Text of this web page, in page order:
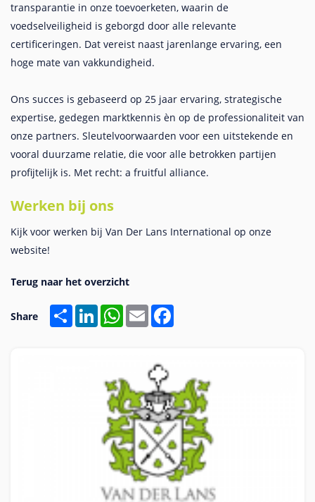
transparantie in onze toevoerketen, waarin de
voedselveiligheid is geborgd door alle relevante
certificeringen. Dat vereist naast jarenlange ervaring, een
hoge mate van vakkundigheid.
Ons succes is gebaseerd op 25 jaar ervaring, strategische
expertise, gedegen marktkennis èn op de professionaliteit van
onze partners. Sleutelvoorwaarden voor een uitstekende en
vooral duurzame relatie, die voor alle betrokken partijen
profijtelijk is. Met recht: a fruitful alliance.
Werken bij ons
Kijk voor werken bij Van Der Lans International op onze
website!
Share Share LinkedInWhatsApp
Email